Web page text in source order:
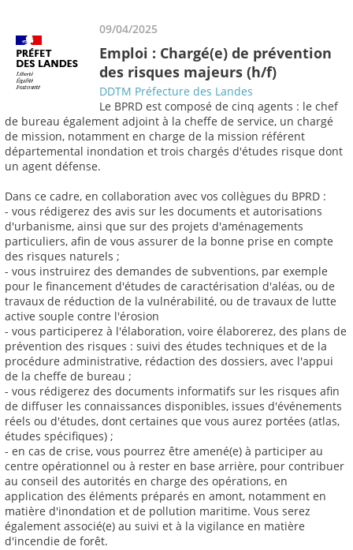
09/04/2025
Emploi : Chargé(e) de prévention
des risques majeurs (h/f)
DDTM Préfecture des Landes
Le BPRD est composé de cinq agents : le chef
de bureau également adjoint à la cheffe de service, un chargé
de mission, notamment en charge de la mission référent
départemental inondation et trois chargés d'études risque dont
un agent défense.
Dans ce cadre, en collaboration avec vos collègues du BPRD :
- vous rédigerez des avis sur les documents et autorisations
d'urbanisme, ainsi que sur des projets d'aménagements
particuliers, afin de vous assurer de la bonne prise en compte
des risques naturels ;
- vous instruirez des demandes de subventions, par exemple
pour le financement d'études de caractérisation d'aléas, ou de
travaux de réduction de la vulnérabilité, ou de travaux de lutte
active souple contre l'érosion
- vous participerez à l'élaboration, voire élaborerez, des plans de
prévention des risques : suivi des études techniques et de la
procédure administrative, rédaction des dossiers, avec l'appui
de la cheffe de bureau ;
- vous rédigerez des documents informatifs sur les risques afin
de diffuser les connaissances disponibles, issues d'événements
réels ou d'études, dont certaines que vous aurez portées (atlas,
études spécifiques) ;
- en cas de crise, vous pourrez être amené(e) à participer au
centre opérationnel ou à rester en base arrière, pour contribuer
au conseil des autorités en charge des opérations, en
application des éléments préparés en amont, notamment en
matière d'inondation et de pollution maritime. Vous serez
également associé(e) au suivi et à la vigilance en matière
d'incendie de forêt.